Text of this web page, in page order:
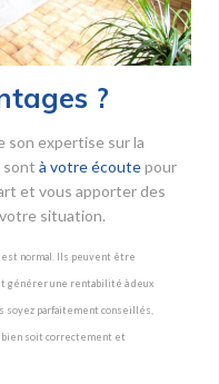
?
expertise sur la
sont à votre écoutepour
et vous apporter des
situation.
normal. Ils peuvent être
générer une rentabilité à deux
soyez parfaitement conseillés,
bien soit correctement et